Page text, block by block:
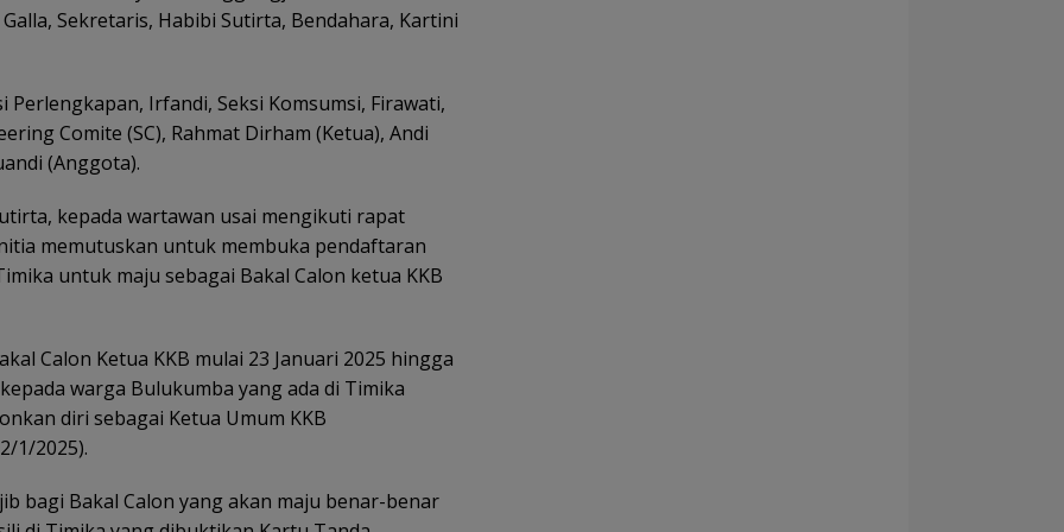
Sekretaris, Habibi Sutirta, Bendahara, Kartini
Perlengkapan, Irfandi, Seksi Komsumsi, Firawati,
Comite (SC), Rahmat Dirham (Ketua), Andi
(Anggota).
kepada wartawan usai mengikuti rapat
memutuskan untuk membuka pendaftaran
untuk maju sebagai Bakal Calon ketua KKB
Calon Ketua KKB mulai 23 Januari 2025 hingga
warga Bulukumba yang ada di Timika
diri sebagai Ketua Umum KKB
1/2025).
bagi Bakal Calon yang akan maju benar-benar